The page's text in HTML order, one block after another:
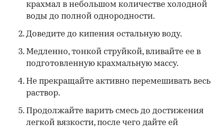
крахмал в небольшом количестве холодной
воды до полной однородности.
Доведите до кипения остальную воду.
Медленно, тонкой струйкой, вливайте ее в
подготовленную крахмальную массу.
Не прекращайте активно перемешивать весь
раствор.
Продолжайте варить смесь до достижения
легкой вязкости, после чего дайте ей